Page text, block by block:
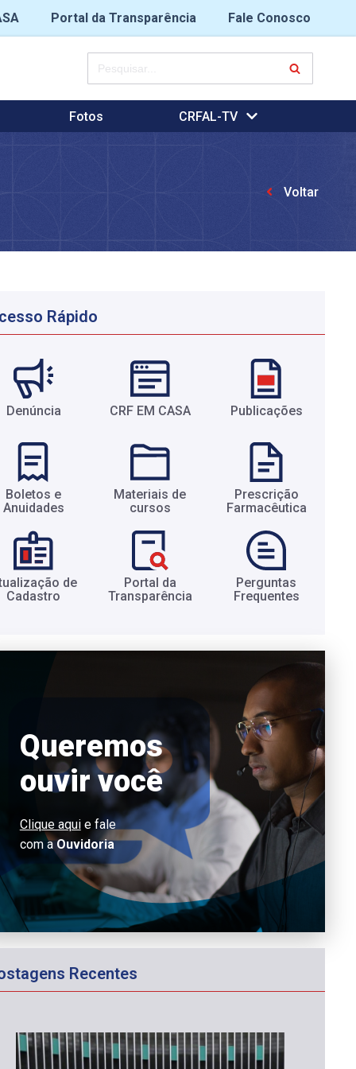
Portal da Transparência
Fale Conosco
Fotos CRFAL-TV
Voltar
Rápido
Denúncia CRF EM CASA Publicações
Boletos e
Anuidades​
Materiais de
cursos​
Prescrição
Farmacêutica​
de
Cadastro​
Portal da
Transparência​
Perguntas
Frequentes​
Queremos
ouvir você
Clique aquie fale
com aOuvidoria
Recentes